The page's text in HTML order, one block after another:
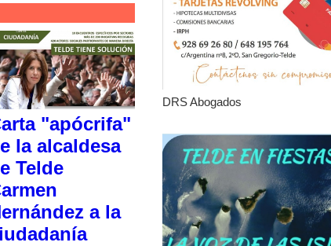
DRS Abogados
"apócrifa"
la alcaldesa
Telde
a la